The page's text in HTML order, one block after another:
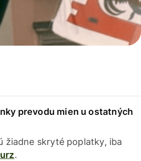
prevodu mien u ostatných
žiadne skryté poplatky, iba
.